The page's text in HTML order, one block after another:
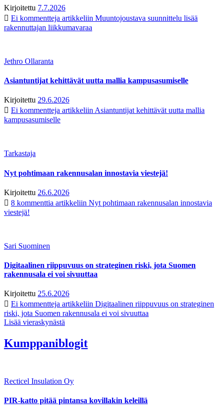
Kirjoitettu 7.7.2026
Ei kommentteja artikkeliin Muuntojoustava suunnittelu lisää
rakennuttajan liikkumavaraa
Jethro Ollaranta
Asiantuntijat kehittävät uutta mallia kampusasumiselle
Kirjoitettu 29.6.2026
Ei kommentteja artikkeliin Asiantuntijat kehittävät uutta mallia
kampusasumiselle
Tarkastaja
Nyt pohtimaan rakennusalan innostavia viestejä!
Kirjoitettu 26.6.2026
8 kommenttia artikkeliin Nyt pohtimaan rakennusalan innostavia
viestejä!
Sari Suominen
Digitaalinen riippuvuus on strateginen riski, jota Suomen
rakennusala ei voi sivuuttaa
Kirjoitettu 25.6.2026
Ei kommentteja artikkeliin Digitaalinen riippuvuus on strateginen
riski, jota Suomen rakennusala ei voi sivuuttaa
Lisää vieraskynästä
Kumppaniblogit
Recticel Insulation Oy
PIR-katto pitää pintansa kovillakin keleillä